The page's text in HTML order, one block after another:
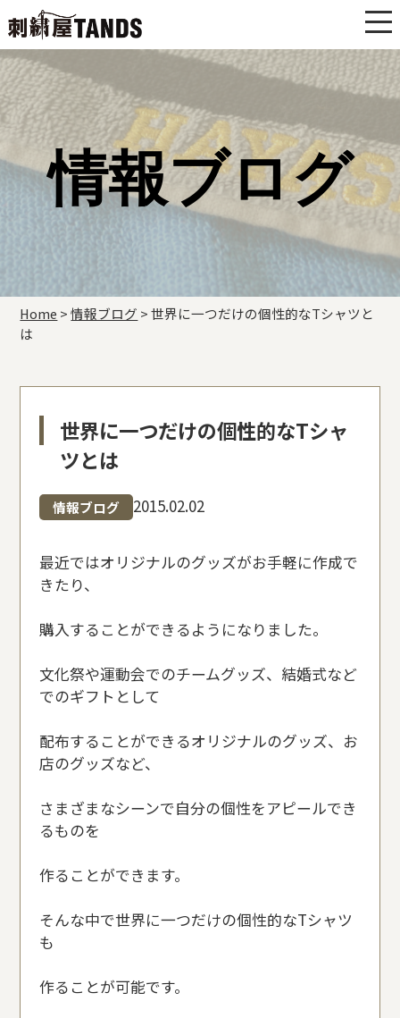
情報ブログ
Home >情報ブログ >世界に一つだけの個性的なTシャツと
は
世界に一つだけの個性的なTシャ
ツとは
情報ブログ 2015.02.02
最近ではオリジナルのグッズがお手軽に作成で
きたり、
購入することができるようになりました。
文化祭や運動会でのチームグッズ、結婚式など
でのギフトとして
配布することができるオリジナルのグッズ、お
店のグッズなど、
さまざまなシーンで自分の個性をアピールでき
るものを
作ることができます。
そんな中で世界に一つだけの個性的なTシャツ
も
作ることが可能です。